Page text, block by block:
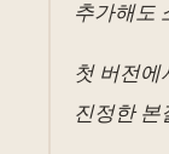
추가해도
첫 버전에
진정한 본